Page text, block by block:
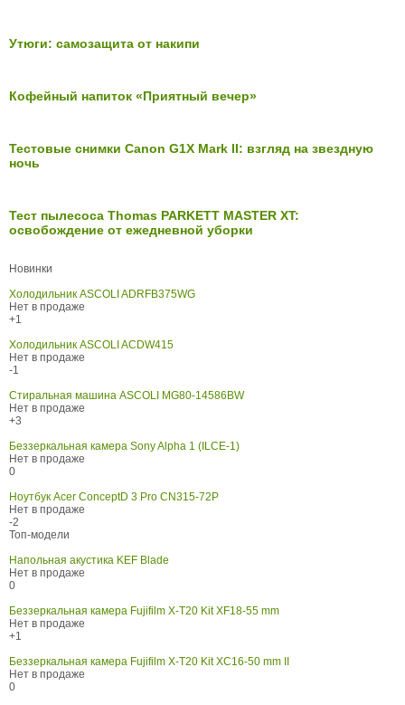
Утюги: самозащита от накипи
Кофейный напиток «Приятный вечер»
Тестовые снимки Canon G1X Mark II: взгляд на звездную
ночь
Тест пылесоса Thomas PARKETT MASTER XT:
освобождение от ежедневной уборки
Новинки
Холодильник ASCOLI ADRFB375WG
Нет в продаже
+1
Холодильник ASCOLI ACDW415
Нет в продаже
-1
Стиральная машина ASCOLI MG80-14586BW
Нет в продаже
+3
Беззеркальная камера Sony Alpha 1 (ILCE-1)
Нет в продаже
0
Ноутбук Acer ConceptD 3 Pro CN315-72P
Нет в продаже
-2
Топ-модели
Напольная акустика KEF Blade
Нет в продаже
0
Беззеркальная камера Fujifilm X-T20 Kit XF18-55 mm
Нет в продаже
+1
Беззеркальная камера Fujifilm X-T20 Kit XC16-50 mm II
Нет в продаже
0